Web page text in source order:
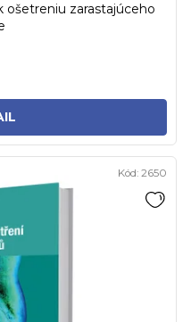
ošetreniu zarastajúceho
Kód: 2650